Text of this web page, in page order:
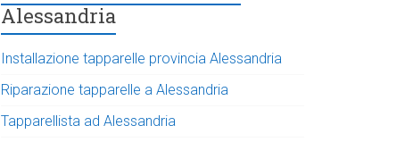
Alessandria
Installazione tapparelle provincia Alessandria
Riparazione tapparelle a Alessandria
Tapparellista ad Alessandria